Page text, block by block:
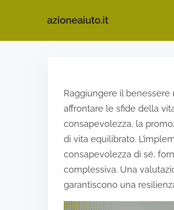
azioneaiuto.it
Raggiungere il
affrontare le sfide della
consapevolezza, la
di vita equilibrato.
consapevolezza di sé,
complessiva. Una
garantiscono una